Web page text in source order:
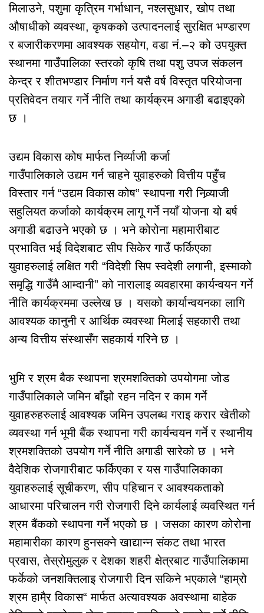
मिलाउने, पशुमा कृत्रिम गर्भाधान, नश्लसुधार, खोप तथा
औषाधीको व्यवस्था, कृषकको उत्पादनलाई सुरक्षित भण्डारण
र बजारीकरणमा आवश्यक सहयोग, वडा नं.–२ को उपयुक्त
स्थानमा गाउँपालिका स्तरको कृषि तथा पशु उपज संकलन
केन्द्र र शीतभण्डार निर्माण गर्न यसै वर्ष विस्तृत परियोजना
प्रतिवेदन तयार गर्ने नीति तथा कार्यक्रम अगाडी बढाइएको
छ ।
उद्यम विकास कोष मार्फत निर्व्याजी कर्जा
गाउँपालिकाले उद्यम गर्न चाहने युवाहरुकोे वित्तीय पहुँच
विस्तार गर्न “उद्यम विकास कोष” स्थापना गरी निव्र्याजी
सहुलियत कर्जाको कार्यक्रम लागू गर्ने नयाँ योजना यो बर्ष
अगाडी बढाउने भएको छ । भने कोरोना महामारीबाट
प्रभावित भई विदेशबाट सीप सिकेर गाउँ फर्किएका
युवाहरुलाई लक्षित गरी “विदेशी सिप स्वदेशी लगानी, इस्माको
समृद्धि गाउँमै आम्दानी” को नारालाइ व्यवहारमा कार्यन्वयन गर्ने
नीति कार्यक्रममा उल्लेख छ । यसको कार्यान्वयनका लागि
आवश्यक कानुनी र आर्थिक व्यवस्था मिलाई सहकारी तथा
अन्य वित्तीय संस्थासँग सहकार्य गरिने छ ।
भुमि र श्रम बैक स्थापना श्रमशक्तिको उपयोगमा जोड
गाउँपालिकाले जमिन बाँझो रहन नदिन र काम गर्ने
युवाहरुहरुलाई आवश्यक जमिन उपलब्ध गराइ करार खेतीको
व्यवस्था गर्न भूमी बैंक स्थापना गरी कार्यन्वयन गर्ने र स्थानीय
श्रमशक्तिको उपयोग गर्ने नीति अगाडी सारेको छ । भने
वैदेशिक रोजगारीबाट फर्किएका र यस गाउँपालिकाका
युवाहरुलाई सूचीकरण, सीप पहिचान र आवश्यकताको
आधारमा परिचालन गरी रोजगारी दिने कार्यलाई व्यवस्थित गर्न
श्रम बैंकको स्थापना गर्ने भएको छ । जसका कारण कोरोना
महामारीका कारण हुनसक्ने खाद्यान्न संकट तथा भारत
प्रवास, तेस्रोमुलुक र देशका शहरी क्षेत्रबाट गाउँपालिकामा
फर्केको जनशक्तिलाइ रोजगारी दिन सकिने भएकाले “हाम्रो
श्रम हामै्र विकास“ मार्फत अत्यावश्यक अवस्थामा बाहेक